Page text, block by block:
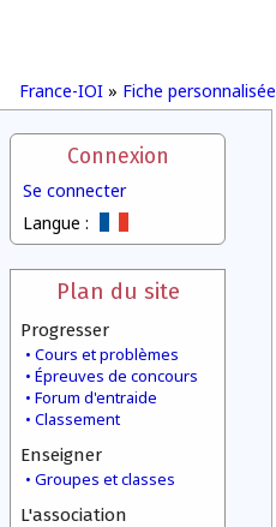
France-IOI » Fiche
Connexion
Se connecter
Langue :
Plan du site
Progresser
Cours et problèmes
Épreuves de concours
Forum d'entraide
Classement
Enseigner
Groupes et classes
L'association